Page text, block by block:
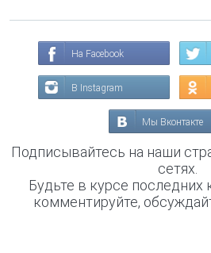
На Facebook
В Instagram
Мы Вконтакте
Подписывайтесь на наши
сетях.
Будьте в курсе
комментируйте,